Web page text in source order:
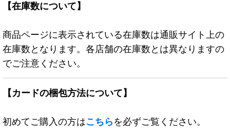
【在庫数について】
商品ページに表示されている在庫数は通販サイト上の
在庫数となります。各店舗の在庫数とは異なりますの
でご注意ください。
【カードの梱包方法について】
初めてご購入の方はこちらを必ずご覧ください。